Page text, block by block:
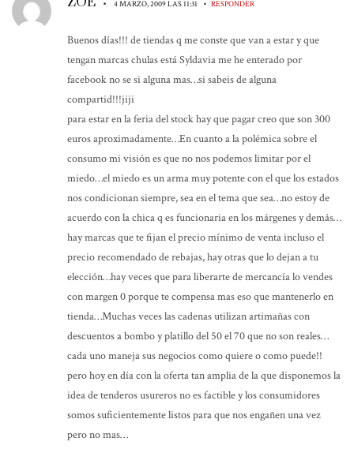
• 4 MARZO, 2009 LAS 11:31 • RESPONDER
Buenos días!!! de tiendas q me conste que van a estar y que
tengan marcas chulas está Syldavia me he enterado por
facebook no se si alguna mas…si sabeis de alguna
compartid!!!jiji
para estar en la feria del stock hay que pagar creo que son 300
euros aproximadamente…En cuanto a la polémica sobre el
consumo mi visión es que no nos podemos limitar por el
miedo…el miedo es un arma muy potente con el que los estados
nos condicionan siempre, sea en el tema que sea…no estoy de
acuerdo con la chica q es funcionaria en los márgenes y demás…
hay marcas que te fijan el precio mínimo de venta incluso el
precio recomendado de rebajas, hay otras que lo dejan a tu
elección…hay veces que para liberarte de mercancía lo vendes
con margen 0 porque te compensa mas eso que mantenerlo en
tienda…Muchas veces las cadenas utilizan artimañas con
descuentos a bombo y platillo del 50 el 70 que no son reales…
cada uno maneja sus negocios como quiere o como puede!!
pero hoy en día con la oferta tan amplia de la que disponemos la
idea de tenderos usureros no es factible y los consumidores
somos suficientemente listos para que nos engañen una vez
pero no mas…